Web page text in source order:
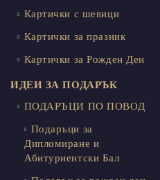
Картички с шевици
Картички за празник
Картички за Рожден Ден
ИДЕИ ЗА ПОДАРЪК
ПОДАРЪЦИ ПО ПОВОД
Подаръци за
Дипломиране и
Абитуриентски Бал